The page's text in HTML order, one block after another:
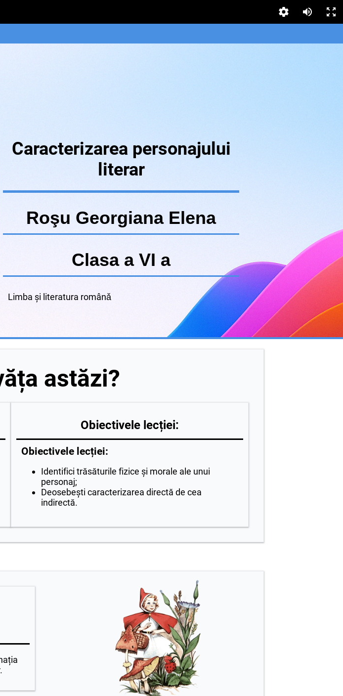
Caracterizarea personajului
literar
Roşu Georgiana Elena
Clasa a VI a
Limba şi literatura românǎ
astăzi?
Obiectivele lecției:
Obiectivele lecției:
Identifici trăsăturile fizice și morale ale unui
personaj;
Deosebești caracterizarea directă de cea
indirectă.